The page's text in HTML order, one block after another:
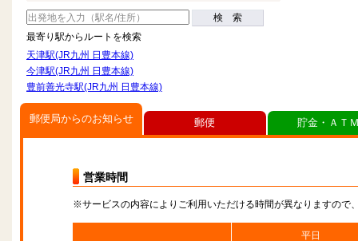
検 索
最寄り駅からルートを検索
天津駅(JR九州 日豊本線)
今津駅(JR九州 日豊本線)
豊前善光寺駅(JR九州 日豊本線)
郵便局からのお知らせ
営業時間
※サービスの内容によりご利用いただける時間が異なりますので
平日
郵便 貯金・ＡＴ